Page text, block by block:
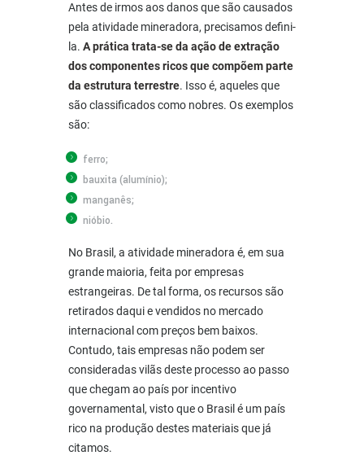
Antes de irmos aos danos que são causados
pela atividade mineradora, precisamos defini-
la. A prática trata-se da ação de extração
dos componentes ricos que compõem parte
da estrutura terrestre. Isso é, aqueles que
são classificados como nobres. Os exemplos
são:
ferro;
bauxita (alumínio);
manganês;
nióbio.
No Brasil, a atividade mineradora é, em sua
grande maioria, feita por empresas
estrangeiras. De tal forma, os recursos são
retirados daqui e vendidos no mercado
internacional com preços bem baixos.
Contudo, tais empresas não podem ser
consideradas vilãs deste processo ao passo
que chegam ao país por incentivo
governamental, visto que o Brasil é um país
rico na produção destes materiais que já
citamos.